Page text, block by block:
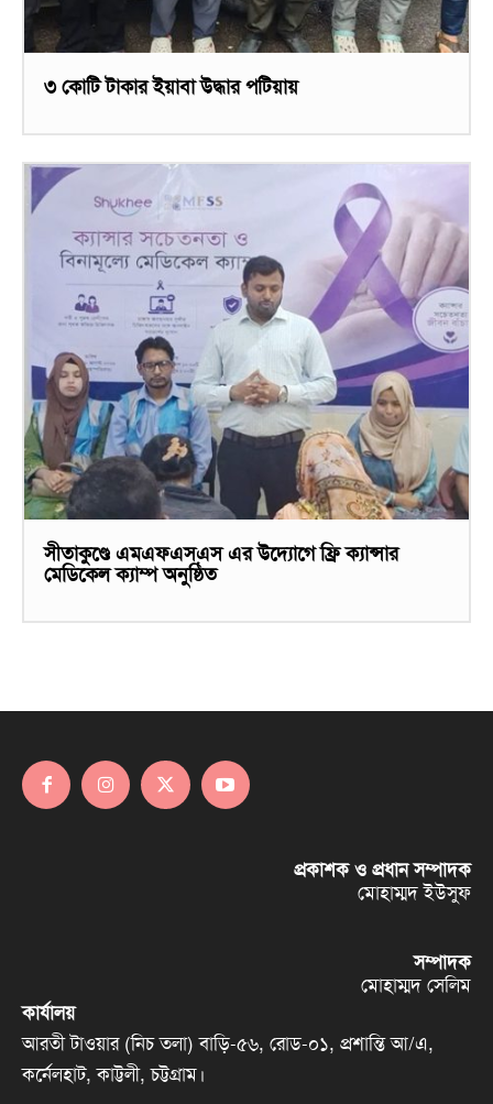
৩ কোটি টাকার ইয়াবা উদ্ধার পটিয়ায়
সীতাকুণ্ডে এমএফএসএস এর উদ্যোগে ফ্রি ক্যান্সার
মেডিকেল ক্যাম্প অনুষ্ঠিত
প্রকাশক ও প্রধান সম্পাদক
মোহাম্মদ ইউসুফ
সম্পাদক
মোহাম্মদ সেলিম
কার্যালয়
আরতী টাওয়ার (নিচ তলা) বাড়ি-৫৬, রোড-০১, প্রশান্তি আ/এ,
কর্নেলহাট, কাট্টলী, চট্টগ্রাম।